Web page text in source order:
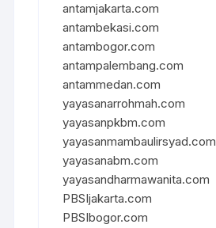
antamjakarta.com
antambekasi.com
antambogor.com
antampalembang.com
antammedan.com
yayasanarrohmah.com
yayasanpkbm.com
yayasanmambaulirsyad.com
yayasanabm.com
yayasandharmawanita.com
PBSIjakarta.com
PBSIbogor.com